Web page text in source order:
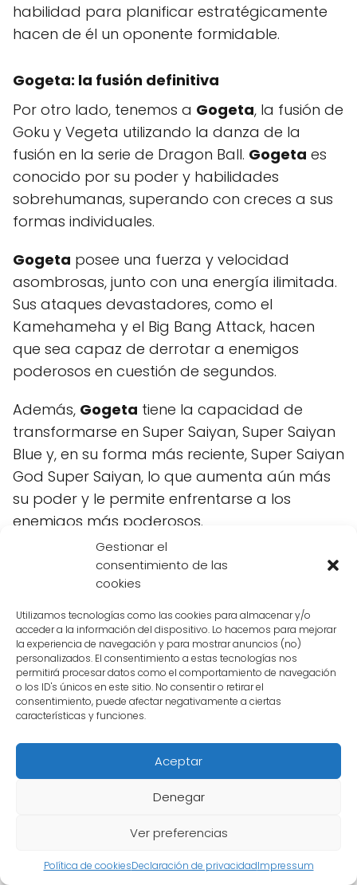
Gestionar el
consentimiento de las
cookies
Utilizamos tecnologías como las cookies para almacenar y/o
acceder a la información del dispositivo. Lo hacemos para mejorar
la experiencia de navegación y para mostrar anuncios (no)
personalizados. El consentimiento a estas tecnologías nos
permitirá procesar datos como el comportamiento de navegación
o los ID's únicos en este sitio. No consentir o retirar el
consentimiento, puede afectar negativamente a ciertas
características y funciones.
Aceptar
Denegar
Ver preferencias
Política de cookiesDeclaración de privacidadImpressum
habilidad para planificar estratégicamente
hacen de él un oponente formidable.
Gogeta: la fusión definitiva
Por otro lado, tenemos a Gogeta, la fusión de
Goku y Vegeta utilizando la danza de la
fusión en la serie de Dragon Ball. Gogeta es
conocido por su poder y habilidades
sobrehumanas, superando con creces a sus
formas individuales.
Gogeta posee una fuerza y velocidad
asombrosas, junto con una energía ilimitada.
Sus ataques devastadores, como el
Kamehameha y el Big Bang Attack, hacen
que sea capaz de derrotar a enemigos
poderosos en cuestión de segundos.
Además, Gogeta tiene la capacidad de
transformarse en Super Saiyan, Super Saiyan
Blue y, en su forma más reciente, Super Saiyan
God Super Saiyan, lo que aumenta aún más
su poder y le permite enfrentarse a los
enemigos más poderosos.
¿Quién saldrá victorioso?
ambos personajes tienen habilidades
impresionantes y un poder inmenso. Sin
embargo, si consideramos la capacidad de
controlar el tiempo, el espacio y la realidad,
Thanosparece tener una ventaja
es extremadamente
poderoso y tiene la capacidad de destruir
con el guantelete del infinito tiene el poder de
alterar la realidad misma y hacer que las